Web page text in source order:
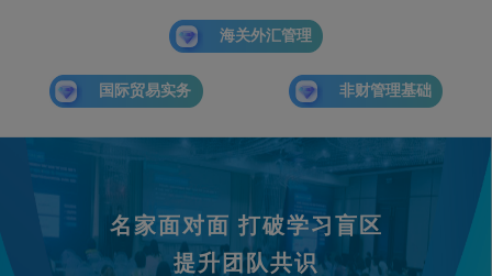
海关外汇管理
国际贸易实务 非财管理基础
名家面对面 打破学习盲区
提升团队共识